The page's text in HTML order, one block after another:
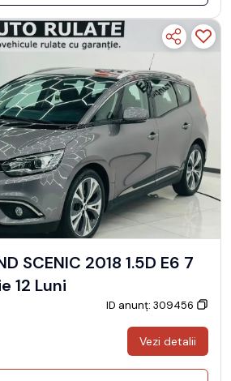
SCENIC 2018 1.5D E6 7
12 Luni
ID anunț: 309456
Vezi detalii